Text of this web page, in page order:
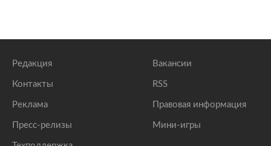
Редакция
Контакты
Реклама
Пресс-релизы
Вакансии
RSS
Правовая информация
Мини-игры